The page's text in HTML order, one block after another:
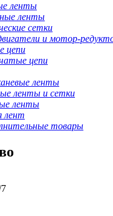
ленты
ленты
сетки
и мотор-
цепи
цепи
ленты
ленты и сетки
ленты
лент
товары